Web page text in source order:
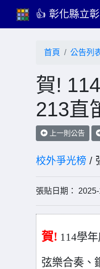
👍 彰化縣立
首頁 公告列
賀!
213直
上一則公告
校外爭光榜 /
張貼日期：
賀! 114學
弦樂合奏、